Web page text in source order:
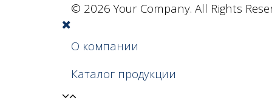
© 2026 Your Company. All Rights
О компании
Каталог продукции